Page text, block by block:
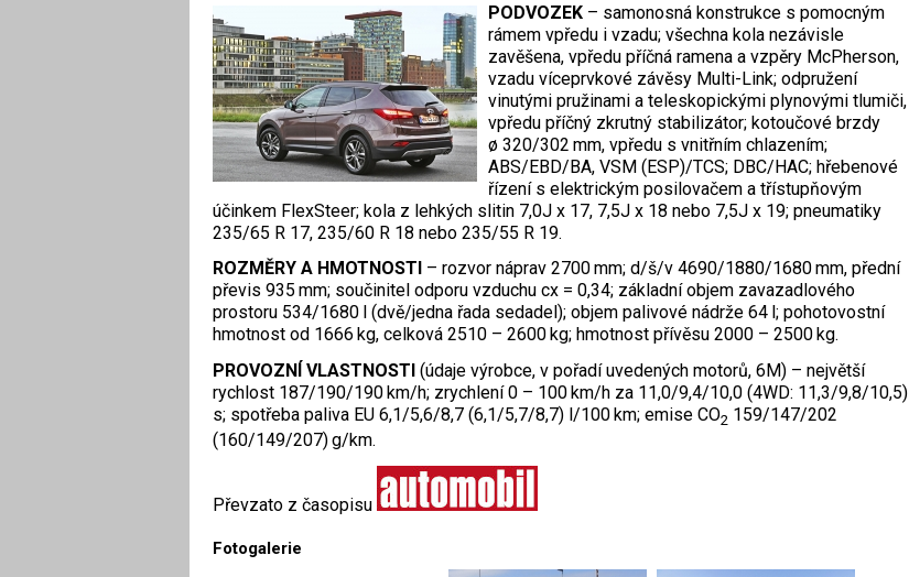
PODVOZEK– samonosná konstrukce s pomocným
rámem vpředu i vzadu; všechna kola nezávisle
zavěšena, vpředu příčná ramena a vzpěry McPherson,
vzadu víceprvkové závěsy Multi-Link; odpružení
vinutými pružinami a teleskopickými plynovými tlumiči,
vpředu příčný zkrutný stabilizátor; kotoučové brzdy
ø 320/302 mm, vpředu s vnitřním chlazením;
ABS/EBD/BA, VSM (ESP)/TCS; DBC/HAC; hřebenové
řízení s elek­trickým posilovačem a třístupňovým
účinkem FlexSteer; kola z lehkých slitin 7,0J x 17, 7,5J x 18 nebo 7,5J x 19; pneumatiky
235/65 R 17, 235/60 R 18 nebo 235/55 R 19.
ROZMĚRY A HMOTNOSTI – rozvor náprav 2700 mm; d/š/v 4690/1880/1680 mm, přední
převis 935 mm; součinitel odporu vzduchu cx = 0,34; základní objem zavazadlového
prostoru 534/1680 l (dvě/jedna řada sedadel); objem palivové nádrže 64 l; pohotovostní
hmotnost od 1666 kg, celková 2510 – 2600 kg; hmotnost přívěsu 2000 – 2500 kg.
PROVOZNÍ VLASTNOSTI (údaje výrobce, v pořadí uvedených motorů, 6M) – největší
rychlost 187/190/190 km/h; zrychlení 0 – 100 km/h za 11,0/9,4/10,0 (4WD: 11,3/9,8/10,5)
s; spotřeba paliva EU 6,1/5,6/8,7 (6,1/5,7/8,7) l/100 km; emise CO2 159/147/202
(160/149/207) g/km.
Převzato z časopisu
Fotogalerie